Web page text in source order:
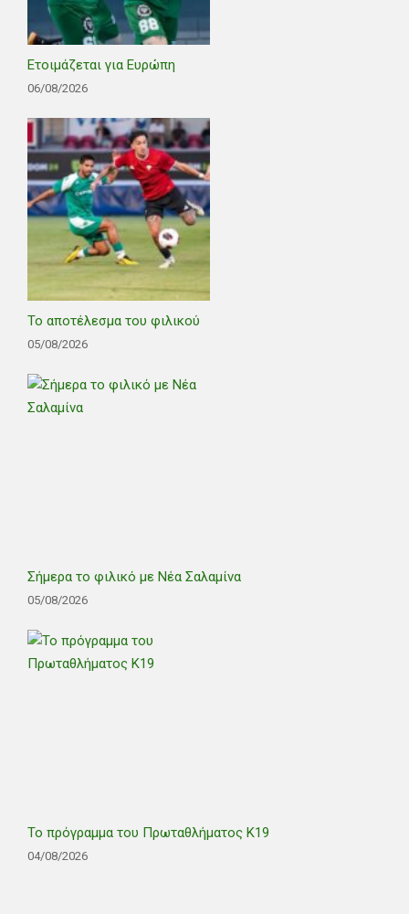
Ετοιμάζεται για Ευρώπη
06/08/2026
Το αποτέλεσμα του φιλικού
05/08/2026
Σήμερα το φιλικό με Νέα Σαλαμίνα
05/08/2026
Το πρόγραμμα του Πρωταθλήματος Κ19
04/08/2026